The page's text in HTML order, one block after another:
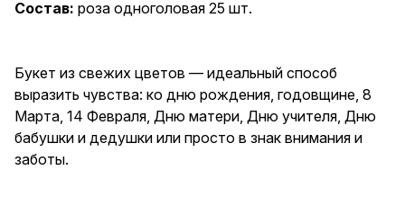
любимой женщине, жене,
Состав: роза одноголовая 25 шт.
Букет из свежих цветов — идеальный способ
выразить чувства: ко дню рождения, годовщине, 8
Марта, 14 Февраля, Дню матери, Дню учителя, Дню
бабушки и дедушки или просто в знак внимания и
заботы.